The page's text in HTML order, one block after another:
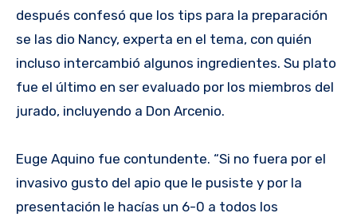
después confesó que los tips para la preparación
se las dio Nancy, experta en el tema, con quién
incluso intercambió algunos ingredientes. Su plato
fue el último en ser evaluado por los miembros del
jurado, incluyendo a Don Arcenio.
Euge Aquino fue contundente. “Si no fuera por el
invasivo gusto del apio que le pusiste y por la
presentación le hacías un 6-0 a todos los